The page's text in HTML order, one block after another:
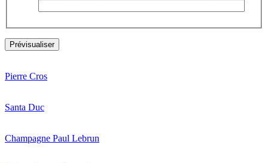
Pierre Cros
Santa Duc
Champagne Paul Lebrun